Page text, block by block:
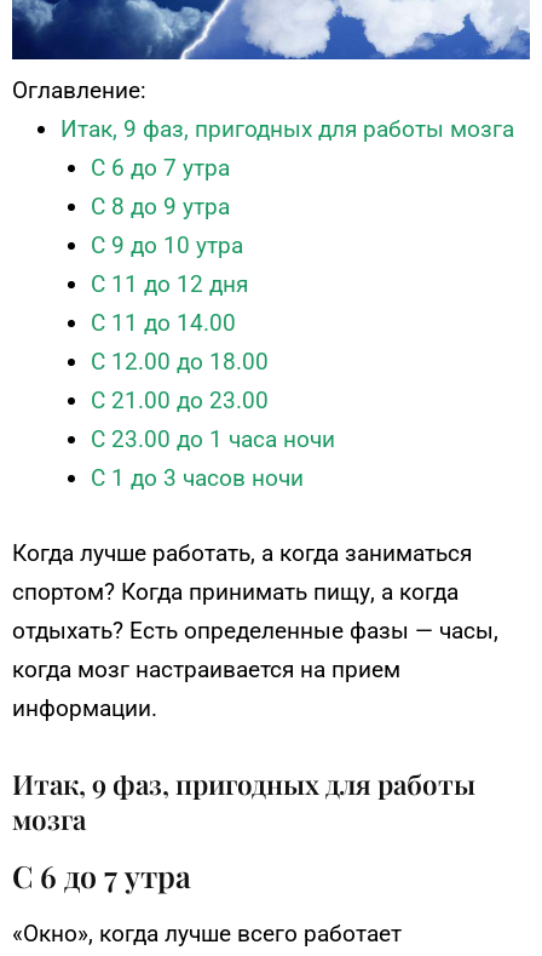
Оглавление:
Итак, 9 фаз, пригодных для работы мозга
С 6 до 7 утра
С 8 до 9 утра
С 9 до 10 утра
С 11 до 12 дня
С 11 до 14.00
С 12.00 до 18.00
С 21.00 до 23.00
С 23.00 до 1 часа ночи
С 1 до 3 часов ночи
Когда лучше работать, а когда заниматься
спортом? Когда принимать пищу, а когда
отдыхать? Есть определенные фазы — часы,
когда мозг настраивается на прием
информации.
Итак, 9 фаз, пригодных для работы
мозга
С 6 до 7 утра
«Окно», когда лучше всего работает